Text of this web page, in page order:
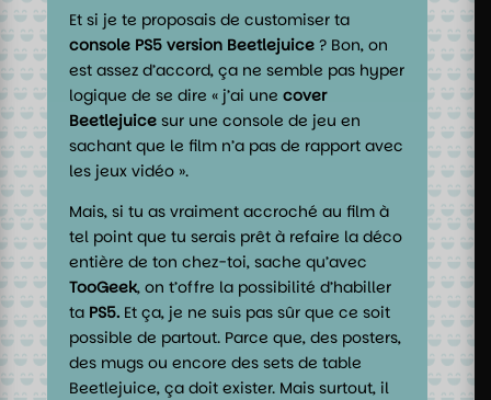
Et si je te proposais de customiser ta
console PS5 version Beetlejuice ? Bon, on
est assez d’accord, ça ne semble pas hyper
logique de se dire « j’ai unecover
Beetlejuice sur une console de jeu en
sachant que le film n’a pas de rapport avec
les jeux vidéo ».
Mais, si tu as vraiment accroché au film à
tel point que tu serais prêt à refaire la déco
entière de ton chez-toi, sache qu’avec
TooGeek, on t’offre la possibilité d’habiller
ta PS5. Et ça, je ne suis pas sûr que ce soit
possible de partout. Parce que, des posters,
des mugs ou encore des sets de table
Beetlejuice, ça doit exister. Mais surtout, il